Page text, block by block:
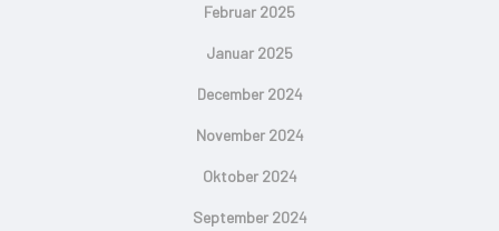
Februar 2025
Januar 2025
December 2024
November 2024
Oktober 2024
September 2024